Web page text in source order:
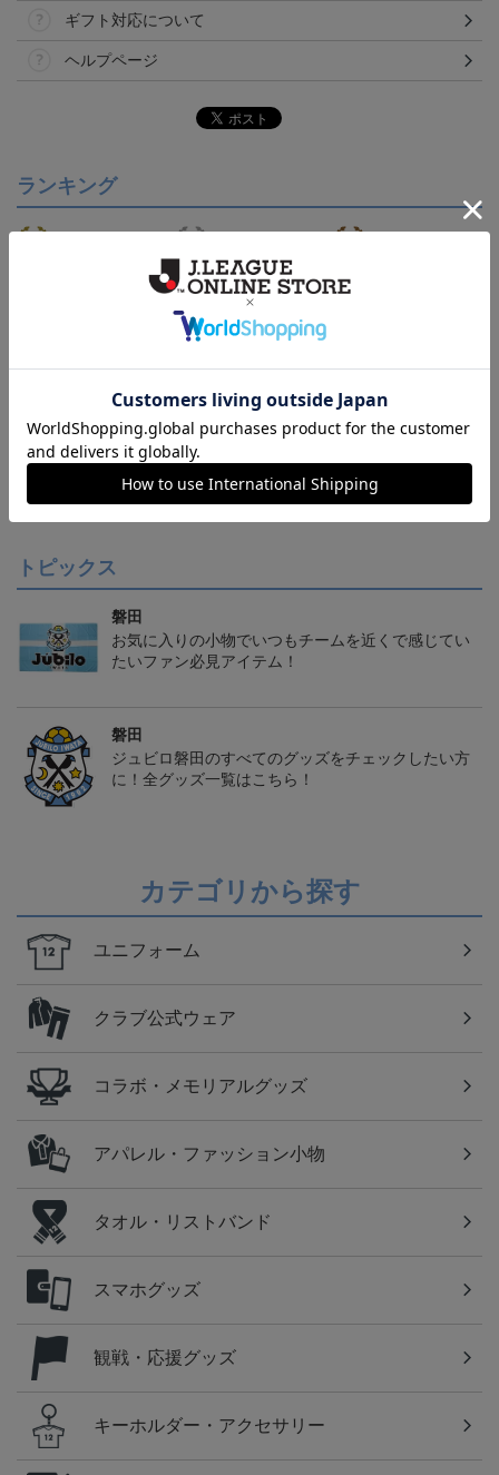
ギフト対応について
ヘルプページ
ランキング
【S～4XL】2026/27ユニ
フォーム オーセンティッ
21,450円～25,950円
会員特典
【S～4XL】2026/27ユニ
クモデル:GK
21,450円～25,950円
フォーム オーセンティッ
クモデル:FP2nd
21,450円～25,950円
トピックス
磐田
お気に入りの小物でいつもチームを近くで感じてい
たいファン必見アイテム！
磐田
ジュビロ磐田のすべてのグッズをチェックしたい方
に！全グッズ一覧はこちら！
カテゴリから探す
ユニフォーム
クラブ公式ウェア
コラボ・メモリアルグッズ
アパレル・ファッション小物
タオル・リストバンド
スマホグッズ
観戦・応援グッズ
キーホルダー・アクセサリー